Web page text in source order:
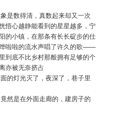
是数得清，真数起来却又一次
悟心越静能看到的星星越多，宁
的小镇，在那条有长长碇步的仕
啦啦的流水声唱了许久的歌——
到底不比乡村那般拥有足够的个
亦被无奈挤占
的灯光灭了，夜深了，巷子里
然是在外面走廊的，建房子的